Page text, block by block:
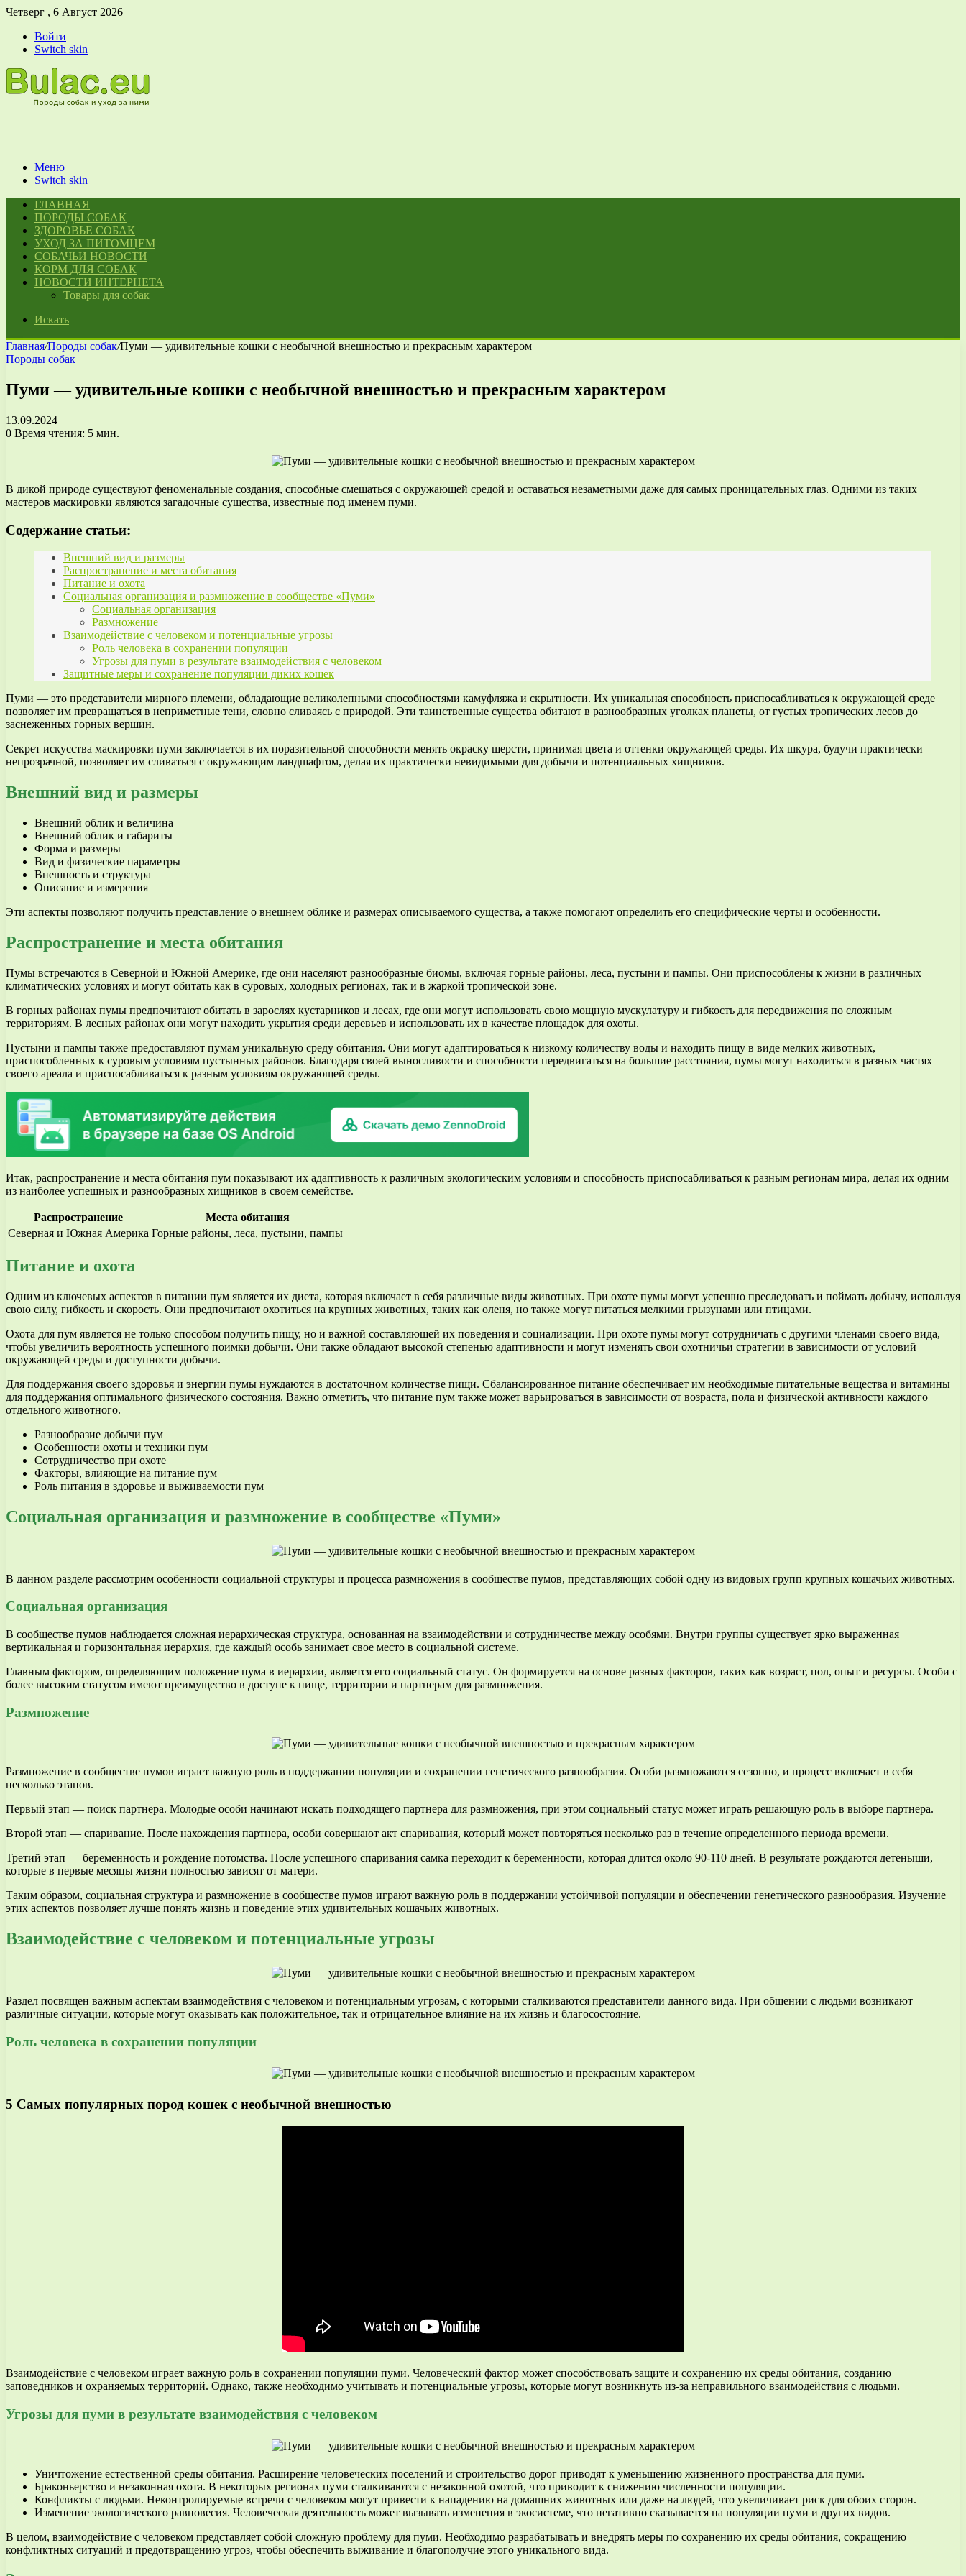
Четверг , 6 Август 2026
Войти
Switch skin
Меню
Switch skin
ГЛАВНАЯ
ПОРОДЫ СОБАК
ЗДОРОВЬЕ СОБАК
УХОД ЗА ПИТОМЦЕМ
СОБАЧЬИ НОВОСТИ
КОРМ ДЛЯ СОБАК
НОВОСТИ ИНТЕРНЕТА
Товары для собак
Искать
Главная/Породы собак/Пуми — удивительные кошки с необычной внешностью и прекрасным характером
Породы собак
Пуми — удивительные кошки с необычной внешностью и прекрасным характером
13.09.2024
0 Время чтения: 5 мин.
В дикой природе существуют феноменальные создания, способные смешаться с окружающей средой и оставаться незаметными даже для самых проницательных глаз. Одними из таких
мастеров маскировки являются загадочные существа, известные под именем пуми.
Содержание статьи:
Внешний вид и размеры
Распространение и места обитания
Питание и охота
Социальная организация и размножение в сообществе «Пуми»
Социальная организация
Размножение
Взаимодействие с человеком и потенциальные угрозы
Роль человека в сохранении популяции
Угрозы для пуми в результате взаимодействия с человеком
Защитные меры и сохранение популяции диких кошек
Пуми — это представители мирного племени, обладающие великолепными способностями камуфляжа и скрытности. Их уникальная способность приспосабливаться к окружающей среде
позволяет им превращаться в неприметные тени, словно сливаясь с природой. Эти таинственные существа обитают в разнообразных уголках планеты, от густых тропических лесов до
заснеженных горных вершин.
Секрет искусства маскировки пуми заключается в их поразительной способности менять окраску шерсти, принимая цвета и оттенки окружающей среды. Их шкура, будучи практически
непрозрачной, позволяет им сливаться с окружающим ландшафтом, делая их практически невидимыми для добычи и потенциальных хищников.
Внешний вид и размеры
Внешний облик и величина
Внешний облик и габариты
Форма и размеры
Вид и физические параметры
Внешность и структура
Описание и измерения
Эти аспекты позволяют получить представление о внешнем облике и размерах описываемого существа, а также помогают определить его специфические черты и особенности.
Распространение и места обитания
Пумы встречаются в Северной и Южной Америке, где они населяют разнообразные биомы, включая горные районы, леса, пустыни и пампы. Они приспособлены к жизни в различных
климатических условиях и могут обитать как в суровых, холодных регионах, так и в жаркой тропической зоне.
В горных районах пумы предпочитают обитать в зарослях кустарников и лесах, где они могут использовать свою мощную мускулатуру и гибкость для передвижения по сложным
территориям. В лесных районах они могут находить укрытия среди деревьев и использовать их в качестве площадок для охоты.
Пустыни и пампы также предоставляют пумам уникальную среду обитания. Они могут адаптироваться к низкому количеству воды и находить пищу в виде мелких животных,
приспособленных к суровым условиям пустынных районов. Благодаря своей выносливости и способности передвигаться на большие расстояния, пумы могут находиться в разных частях
своего ареала и приспосабливаться к разным условиям окружающей среды.
Итак, распространение и места обитания пум показывают их адаптивность к различным экологическим условиям и способность приспосабливаться к разным регионам мира, делая их одним
из наиболее успешных и разнообразных хищников в своем семействе.
Распространение
Места обитания
Северная и Южная Америка Горные районы, леса, пустыни, пампы
Питание и охота
Одним из ключевых аспектов в питании пум является их диета, которая включает в себя различные виды животных. При охоте пумы могут успешно преследовать и поймать добычу, используя
свою силу, гибкость и скорость. Они предпочитают охотиться на крупных животных, таких как оленя, но также могут питаться мелкими грызунами или птицами.
Охота для пум является не только способом получить пищу, но и важной составляющей их поведения и социализации. При охоте пумы могут сотрудничать с другими членами своего вида,
чтобы увеличить вероятность успешного поимки добычи. Они также обладают высокой степенью адаптивности и могут изменять свои охотничьи стратегии в зависимости от условий
окружающей среды и доступности добычи.
Для поддержания своего здоровья и энергии пумы нуждаются в достаточном количестве пищи. Сбалансированное питание обеспечивает им необходимые питательные вещества и витамины
для поддержания оптимального физического состояния. Важно отметить, что питание пум также может варьироваться в зависимости от возраста, пола и физической активности каждого
отдельного животного.
Разнообразие добычи пум
Особенности охоты и техники пум
Сотрудничество при охоте
Факторы, влияющие на питание пум
Роль питания в здоровье и выживаемости пум
Социальная организация и размножение в сообществе «Пуми»
В данном разделе рассмотрим особенности социальной структуры и процесса размножения в сообществе пумов, представляющих собой одну из видовых групп крупных кошачьих животных.
Социальная организация
В сообществе пумов наблюдается сложная иерархическая структура, основанная на взаимодействии и сотрудничестве между особями. Внутри группы существует ярко выраженная
вертикальная и горизонтальная иерархия, где каждый особь занимает свое место в социальной системе.
Главным фактором, определяющим положение пума в иерархии, является его социальный статус. Он формируется на основе разных факторов, таких как возраст, пол, опыт и ресурсы. Особи с
более высоким статусом имеют преимущество в доступе к пище, территории и партнерам для размножения.
Размножение
Размножение в сообществе пумов играет важную роль в поддержании популяции и сохранении генетического разнообразия. Особи размножаются сезонно, и процесс включает в себя
несколько этапов.
Первый этап — поиск партнера. Молодые особи начинают искать подходящего партнера для размножения, при этом социальный статус может играть решающую роль в выборе партнера.
Второй этап — спаривание. После нахождения партнера, особи совершают акт спаривания, который может повторяться несколько раз в течение определенного периода времени.
Третий этап — беременность и рождение потомства. После успешного спаривания самка переходит к беременности, которая длится около 90-110 дней. В результате рождаются детеныши,
которые в первые месяцы жизни полностью зависят от матери.
Таким образом, социальная структура и размножение в сообществе пумов играют важную роль в поддержании устойчивой популяции и обеспечении генетического разнообразия. Изучение
этих аспектов позволяет лучше понять жизнь и поведение этих удивительных кошачьих животных.
Взаимодействие с человеком и потенциальные угрозы
Раздел посвящен важным аспектам взаимодействия с человеком и потенциальным угрозам, с которыми сталкиваются представители данного вида. При общении с людьми возникают
различные ситуации, которые могут оказывать как положительное, так и отрицательное влияние на их жизнь и благосостояние.
Роль человека в сохранении популяции
5 Самых популярных пород кошек с необычной внешностью
Взаимодействие с человеком играет важную роль в сохранении популяции пуми. Человеческий фактор может способствовать защите и сохранению их среды обитания, созданию
заповедников и охраняемых территорий. Однако, также необходимо учитывать и потенциальные угрозы, которые могут возникнуть из-за неправильного взаимодействия с людьми.
Угрозы для пуми в результате взаимодействия с человеком
Уничтожение естественной среды обитания. Расширение человеческих поселений и строительство дорог приводят к уменьшению жизненного пространства для пуми.
Браконьерство и незаконная охота. В некоторых регионах пуми сталкиваются с незаконной охотой, что приводит к снижению численности популяции.
Конфликты с людьми. Неконтролируемые встречи с человеком могут привести к нападению на домашних животных или даже на людей, что увеличивает риск для обоих сторон.
Изменение экологического равновесия. Человеческая деятельность может вызывать изменения в экосистеме, что негативно сказывается на популяции пуми и других видов.
В целом, взаимодействие с человеком представляет собой сложную проблему для пуми. Необходимо разрабатывать и внедрять меры по сохранению их среды обитания, сокращению
конфликтных ситуаций и предотвращению угроз, чтобы обеспечить выживание и благополучие этого уникального вида.